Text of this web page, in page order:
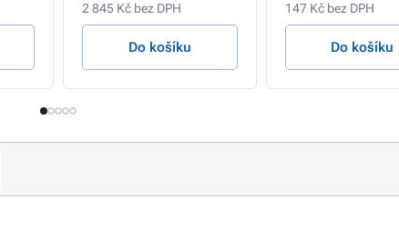
2 845 Kč bez DPH
Do košíku
147 Kč bez DPH
Do košíku